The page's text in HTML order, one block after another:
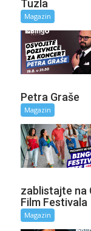
Tuzla
Magazin
Petra Graše
Magazin
zablistajte na
Film Festivala
Magazin